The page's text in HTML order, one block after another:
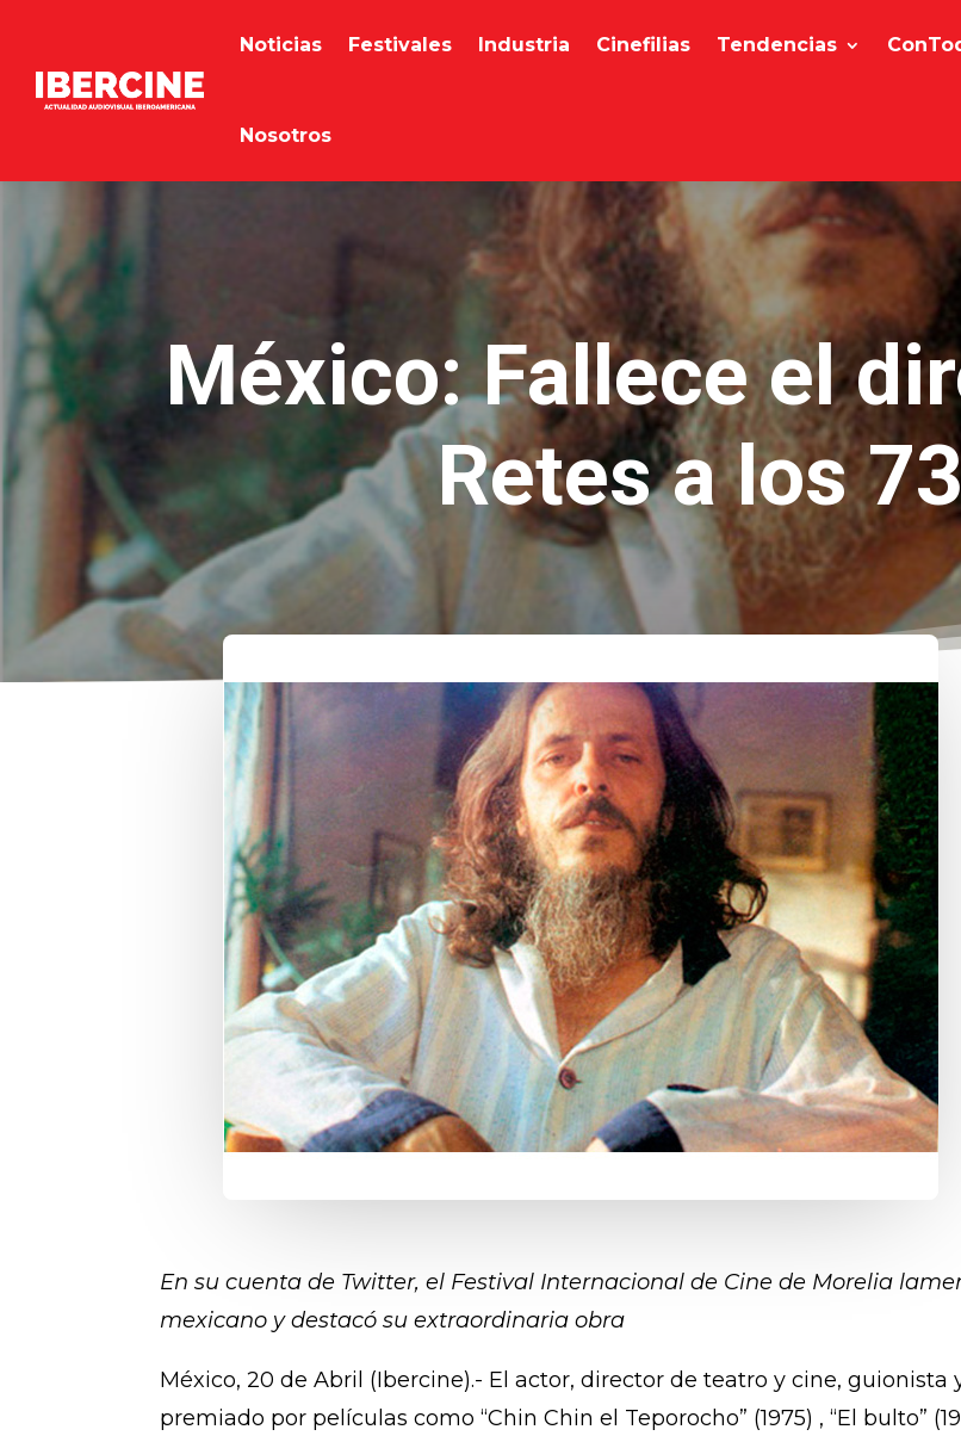
Noticias Festivales Industria Cinefilias Tendencias
Nosotros
México: Fallece el
Retes a los
En su cuenta de Twitter, el Festival Internacional de Cine de Morelia
mexicano y destacó su extraordinaria obra
México, 20 de Abril (Ibercine).- El actor, director de teatro y cine,
premiado por películas como “Chin Chin el Teporocho” (1975) , “El bulto”